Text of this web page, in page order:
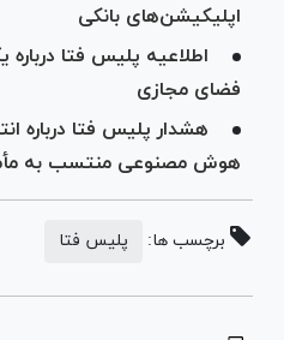
اپلیکیشن‌های بانکی
اطلاعیه پلیس فتا
فضای مجازی
هشدار پلیس فتا درباره
هوش مصنوعی منتسب به
برچسب ها: پلیس فتا